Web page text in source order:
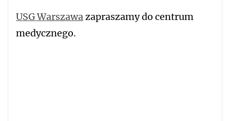
USG Warszawazapraszamy do centrum
medycznego.